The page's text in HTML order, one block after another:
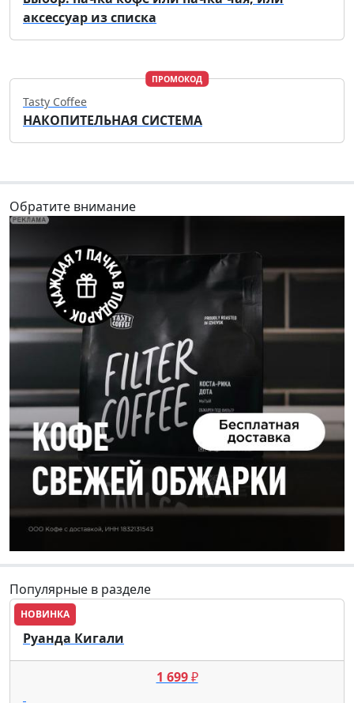
аксессуар из списка
ПРОМОКОД
Tasty Coffee
НАКОПИТЕЛЬНАЯ СИСТЕМА
Обратите внимание
Популярные в разделе
НОВИНКА
Руанда Кигали
1 699₽